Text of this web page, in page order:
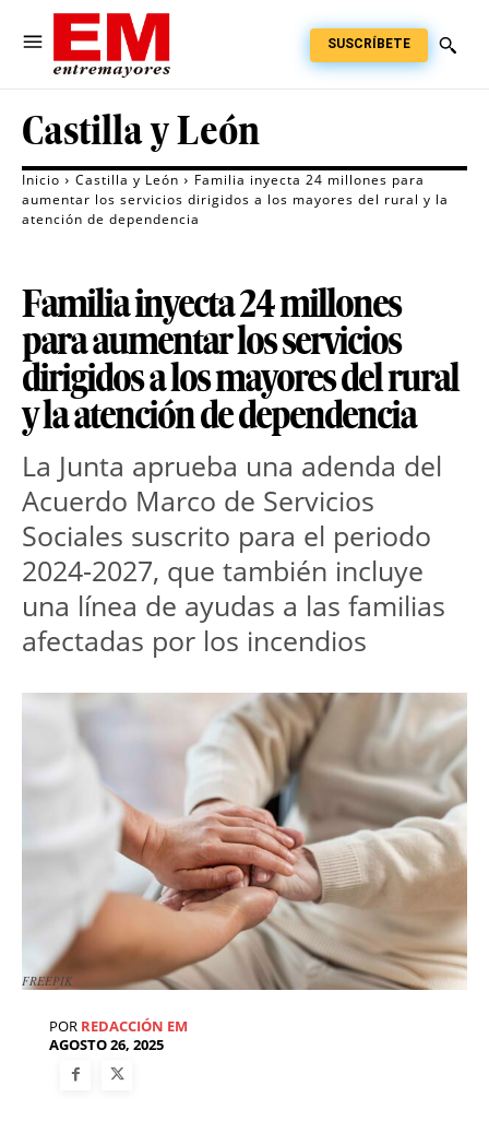
SUSCRÍBETE
Castilla y León
Inicio Castilla y León
Familia inyecta 24 millones para
aumentar los servicios dirigidos a los mayores del rural y la
atención de dependencia
Familia inyecta 24 millones
para aumentar los servicios
dirigidos a los mayores del rural
y la atención de dependencia
La Junta aprueba una adenda del
Acuerdo Marco de Servicios
Sociales suscrito para el periodo
2024-2027, que también incluye
una línea de ayudas a las familias
afectadas por los incendios
FREEPIK
POR REDACCIÓN EM
AGOSTO 26, 2025